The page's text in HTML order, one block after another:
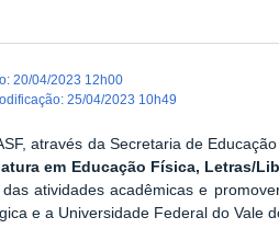
:20/04/2023 12h00
:25/04/2023 10h49
através da Secretaria de
em Educação Física, Letras/
atividades acadêmicas e
e a Universidade Federal do Vale